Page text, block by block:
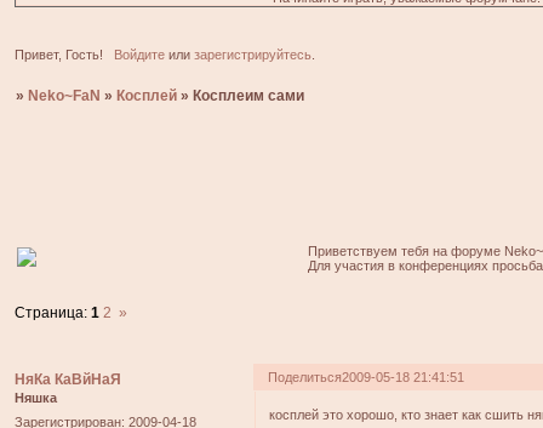
Привет, Гость! Войдитеили зарегистрируйтесь.
» Neko~FaN » Косплей » Косплеим сами
Приветствуем тебя на форуме
Для участия в конференциях
Страница:1 2 »
Поделиться2009-05-18 21:41:51
НяКа КаВйНаЯ
Няшка
Зарегистрирован: 2009-04-18
косплей это хорошо, кто знает как сшить